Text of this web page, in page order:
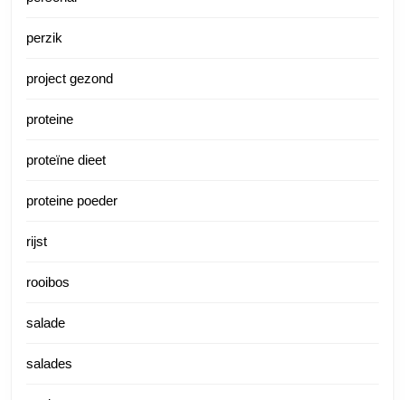
perzik
project gezond
proteine
proteïne dieet
proteine poeder
rijst
rooibos
salade
salades